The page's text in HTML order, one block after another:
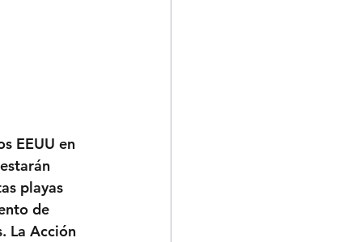
EEUU en
playas
de
La Acción